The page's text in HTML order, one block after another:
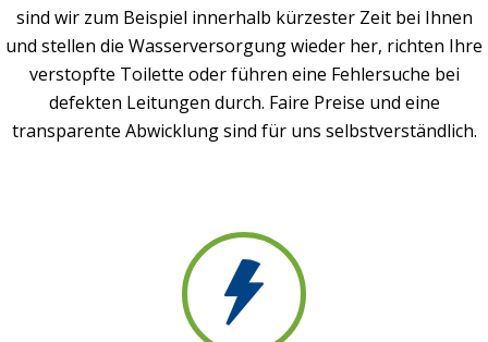
sind wir zum Beispiel innerhalb kürzester Zeit bei Ihnen
und stellen die Wasserversorgung wieder her, richten Ihre
verstopfte Toilette oder führen eine Fehlersuche bei
defekten Leitungen durch. Faire Preise und eine
transparente Abwicklung sind für uns selbstverständlich.